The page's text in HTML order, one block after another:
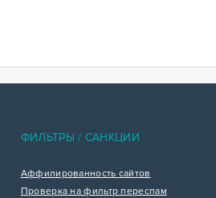
ФИЛЬТРЫ / САНКЦИИ
Аффилированность сайтов
Проверка на фильтр переспам